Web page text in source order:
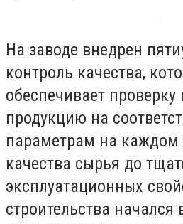
На заводе внедрен
контроль качества,
обеспечивает
продукцию на
параметрам на каждом
качества сырья до
эксплуатационных
строительства начался